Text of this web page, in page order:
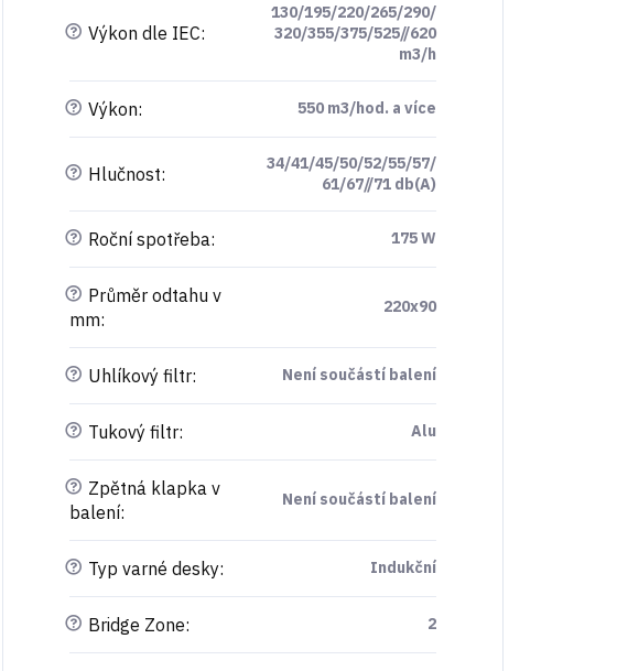
? Výkon dle IEC:
130/195/220/265/290/
320/355/375/525//620
m3/h
? Výkon: 550 m3/hod. a více
? Hlučnost:
34/41/45/50/52/55/57/
61/67//71 db(A)
? Roční spotřeba: 175 W
? Průměr odtahu v
mm:
220x90
? Uhlíkový filtr: Není součástí balení
? Tukový filtr: Alu
? Zpětná klapka v
balení:
Není součástí balení
? Typ varné desky: Indukční
? Bridge Zone: 2